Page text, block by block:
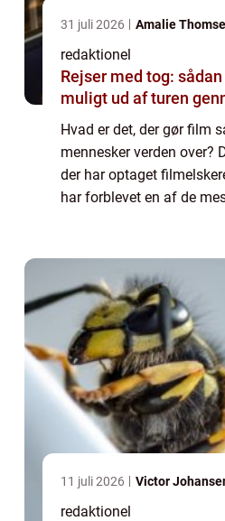
31 juli 2026 Amalie
redaktionel
Rejser med tog:
muligt ud af turen
Hvad er det, der gør film
mennesker verden over?
der har optaget
har forblevet en af de
11 juli 2026 Victor
redaktionel